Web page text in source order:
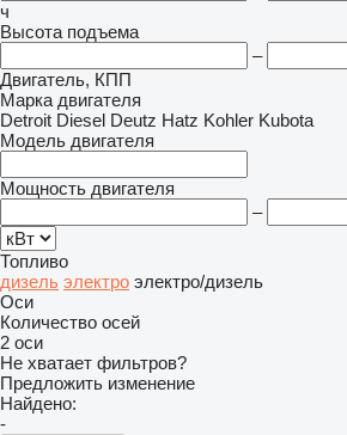
ч
Высота подъема
–
Двигатель, КПП
Марка двигателя
Detroit Diesel Deutz Hatz Kohler Kubota
Модель двигателя
Мощность двигателя
–
Топливо
дизель электро электро/дизель
Оси
Количество осей
2 оси
Не хватает фильтров?
Предложить изменение
Найдено:
-